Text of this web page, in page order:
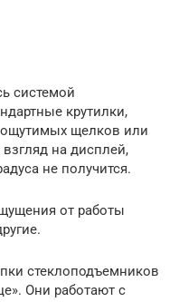
системой
крутилки,
щелков или
на дисплей,
не получится.
от работы
стеклоподъемников
Они работают с